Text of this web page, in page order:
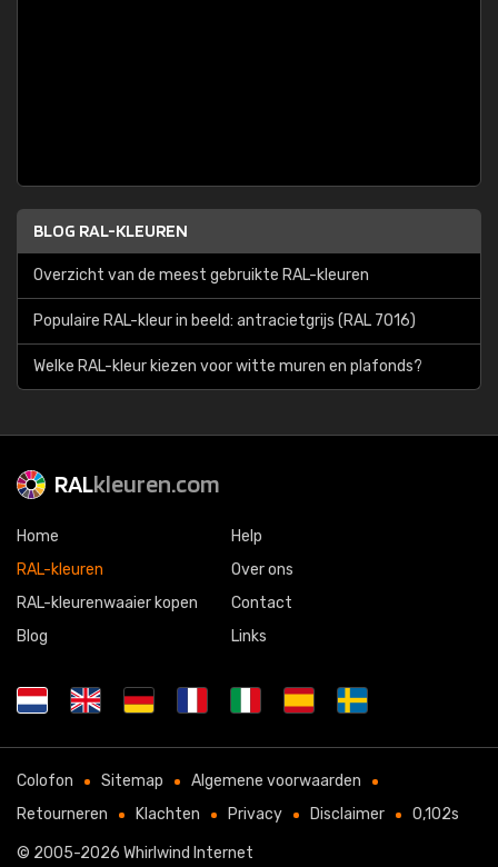
BLOG RAL-KLEUREN
Overzicht van de meest gebruikte RAL-kleuren
Populaire RAL-kleur in beeld: antracietgrijs (RAL 7016)
Welke RAL-kleur kiezen voor witte muren en plafonds?
RALkleuren.com
Home
RAL-kleuren
RAL-kleurenwaaier kopen
Blog
Help
Over ons
Contact
Links
Colofon Sitemap
Algemene voorwaarden
Retourneren
Klachten Privacy Disclaimer 0,102s
© 2005-2026 Whirlwind Internet